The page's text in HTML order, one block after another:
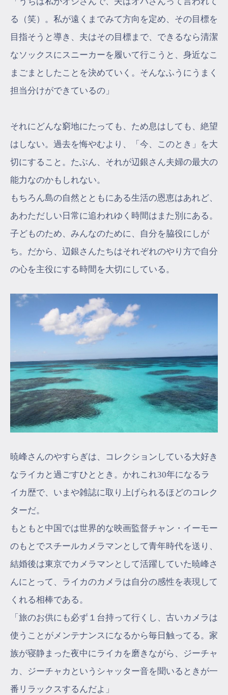
る（笑）。私が遠くまでみて方向を定め、その目標を
目指そうと導き、夫はその目標まで、できるなら清潔
なソックスにスニーカーを履いて行こうと、身近なこ
まごまとしたことを決めていく。そんなふうにうまく
担当分けができているの」
それにどんな窮地にたっても、ため息はしても、絶望
はしない。過去を悔やむより、「今、このとき」を大
切にすること。たぶん、それが辺銀さん夫婦の最大の
能力なのかもしれない。
もちろん島の自然とともにある生活の恩恵はあれど、
あわただしい日常に追われゆく時間はまた別にある。
子どものため、みんなのために、自分を脇役にしが
ち。だから、辺銀さんたちはそれぞれのやり方で自分
の心を主役にする時間を大切にしている。
暁峰さんのやすらぎは、コレクションしている大好き
なライカと過ごすひととき。かれこれ30年になるラ
イカ歴で、いまや雑誌に取り上げられるほどのコレク
ターだ。
もともと中国では世界的な映画監督チャン・イーモー
のもとでスチールカメラマンとして青年時代を送り、
結婚後は東京でカメラマンとして活躍していた暁峰さ
んにとって、ライカのカメラは自分の感性を表現して
くれる相棒である。
「旅のお供にも必ず１台持って行くし、古いカメラは
使うことがメンテナンスになるから毎日触ってる。家
族が寝静まった夜中にライカを磨きながら、ジーチャ
カ、ジーチャカというシャッター音を聞いるときが一
番リラックスするんだよ」